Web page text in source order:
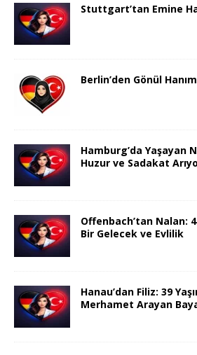
Stuttgart’tan Emine
Berlin’den Gönül
Hamburg’da Yaşayan
Huzur ve Sadakat
Offenbach’tan Nalan:
Bir Gelecek ve Evlilik
Hanau’dan Filiz: 39
Merhamet Arayan